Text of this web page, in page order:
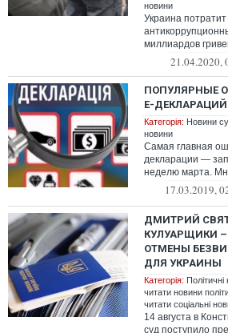
новини
Украина
миллиардов
госбюджет21.04.2020,
ПОПУЛЯРНЫЕ
Е-ДЕКЛАРАЦИЙ
Категорія: Новини
новини
Самая главная
декларации —
неделю марта.
рассчитывают
17.03.2019,
ДМИТРИЙ
КУЛУАРЩИКИ
ОТМЕНЫ
ДЛЯ УКРАИНЫ
Категорія:
читати новини
читати соціальні
14 августа в
суд поступило